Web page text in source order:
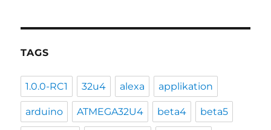
TAGS
1.0.0-RC1 32u4 alexa applikation
arduino ATMEGA32U4 beta4 beta5